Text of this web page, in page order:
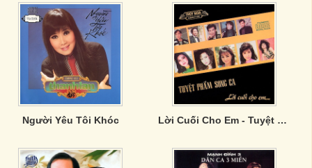
Người Yêu Tôi Khóc Lời Cuối Cho Em - Tuyệt Phẩm Song Ca